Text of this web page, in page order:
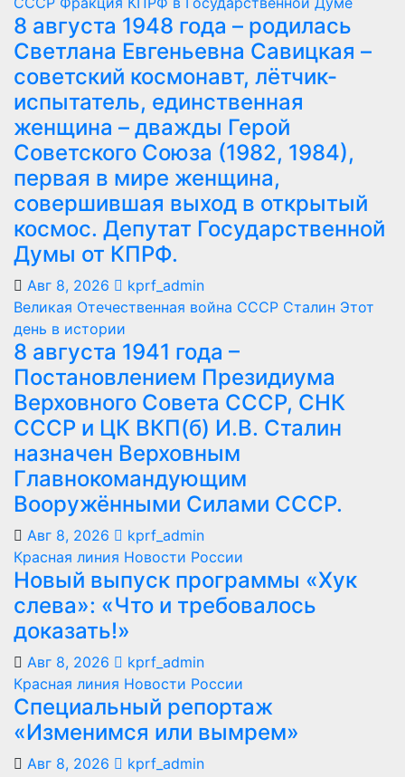
8 августа 1948 года – родилась
Светлана Евгеньевна Савицкая –
советский космонавт, лётчик-
испытатель, единственная
женщина – дважды Герой
Советского Союза (1982, 1984),
первая в мире женщина,
совершившая выход в открытый
космос. Депутат Государственной
Думы от КПРФ.
Авг 8, 2026
kprf_admin
Великая Отечественная война СССР Сталин Этот
день в истории
8 августа 1941 года –
Постановлением Президиума
Верховного Совета СССР, СНК
СССР и ЦК ВКП(б) И.В. Сталин
назначен Верховным
Главнокомандующим
Вооружёнными Силами СССР.
Авг 8, 2026
kprf_admin
Красная линия Новости России
Новый выпуск программы «Хук
слева»: «Что и требовалось
доказать!»
Авг 8, 2026
kprf_admin
Красная линия Новости России
Специальный репортаж
«Изменимся или вымрем»
Авг 8, 2026 kprf_admin